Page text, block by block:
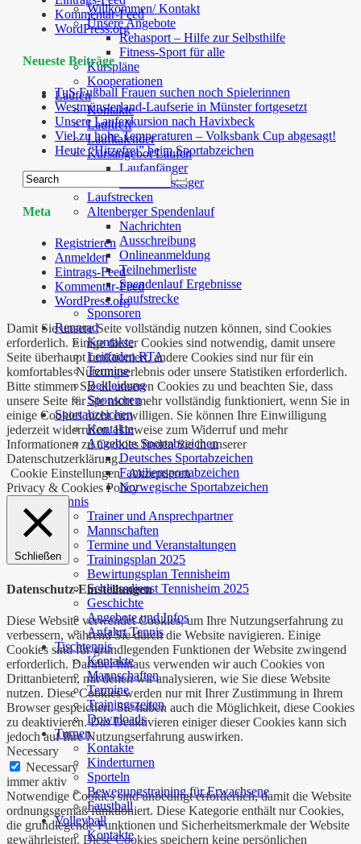
Willkommen/ Kontakt
Unsere Angebote
Rehasport – Hilfe zur Selbsthilfe
Fitness-Sport für alle
Kurspläne
Kooperationen
Laufen
Kontakte
Lauftreff
Laufkalender
Kursangebot Laufen
Laufanfänger
Wiedereinsteiger
Laufstrecken
Altenberger Spendenlauf
Nachrichten
Ausschreibung
Onlineanmeldung
Teilnehmerliste
Spendenlauf Ergebnisse
Laufstrecke
Sponsoren
Rennrad
Kontakte
Leitfaden RTA
Termine
Bekleidung
Sponsoren
Sportabzeichen
Kontakte
Angebote Sportabzeichen
Deutsches Sportabzeichen
Familiensportabzeichen
Norwegische Sportabzeichen
Tennis
Trainer und Ansprechpartner
Mannschaften
Termine und Veranstaltungen
Trainingsplan 2025
Bewirtungsplan Tennisheim
Schliessdienst Tennisheim 2025
Geschichte
Angebote und Infos
Anfahrt Tennis
Tischtennis
Kontakte
Mannschaften
Termine
Trainingszeiten
Downloads
Turnen
Kontakte
Kinderturnen
Sporteln
Bewegungstraining für Erwachsene
Faustball
Volleyball
Kontakte
Kommentar-Feed
WordPress.org
Neueste Beiträge
TuS Fußball Frauen suchen noch Spielerinnen
Westmünsterland-Laufserie in Münster fortgesetzt
Unsere Laufexkursion nach Havixbeck
Viel zu hohe Temperaturen – Volksbank Cup abgesagt!
Heute “Hitzefrei” beim Sportabzeichen
Meta
Registrieren
Anmelden
Eintrags-Feed
Kommentar-Feed
WordPress.org
Damit Sie unsere Seite vollständig nutzen können, sind Cookies
erforderlich. Einige dieser Cookies sind notwendig, damit unsere
Seite überhaupt funktioniert, andere Cookies sind nur für ein
komfortables Nutzungserlebnis oder unsere Statistiken erforderlich.
Bitte stimmen Sie all unseren Cookies zu und beachten Sie, dass
unsere Seite für Sie nicht mehr vollständig funktioniert, wenn Sie in
einige Cookies nicht einwilligen. Sie können Ihre Einwilligung
jederzeit widerrufen. Hinweise zum Widerruf und mehr
Informationen zu Cookies finden Sie in unserer
Datenschutzerklärung.
Cookie Einstellungen Akzeptieren
Privacy & Cookies Policy
Schließen
Datenschutz-Einstellungen
Diese Website verwendet Cookies, um Ihre Nutzungserfahrung zu
verbessern, während Sie durch die Website navigieren. Einige
Cookies sind für grundlegenden Funktionen der Website zwingend
erforderlich. Darüber hinaus verwenden wir auch Cookies von
Drittanbietern, mit denen wir analysieren, wie Sie diese Website
nutzen. Diese Cookies werden nur mit Ihrer Zustimmung in Ihrem
Browser gespeichert. Sie haben auch die Möglichkeit, diese Cookies
zu deaktivieren. Das Deaktivieren einiger dieser Cookies kann sich
jedoch auf Ihre Nutzungserfahrung auswirken.
Necessary
Necessary
immer aktiv
Notwendige Cookies sind unbedingt erforderlich, damit die Website
ordnungsgemäß funktioniert. Diese Kategorie enthält nur Cookies,
die grundlegende Funktionen und Sicherheitsmerkmale der Website
gewährleisten. Diese Cookies speichern keine persönlichen